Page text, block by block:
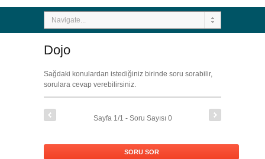
Navigate...
Dojo
Sağdaki konulardan istediğiniz birinde soru sorabilir,
sorulara cevap verebilirsiniz.
Sayfa 1/1 - Soru Sayısı 0
SORU SOR